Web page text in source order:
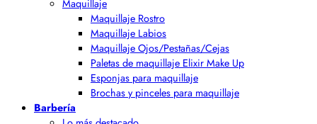
Maquillaje
Maquillaje Rostro
Maquillaje Labios
Maquillaje Ojos/Pestañas/Cejas
Paletas de maquillaje Elixir Make Up
Esponjas para maquillaje
Brochas y pinceles para maquillaje
Barbería